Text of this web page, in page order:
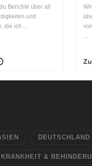
Berichte über all
und
die ich ...
...
DEUTSCHLAND
KRANKHEIT &